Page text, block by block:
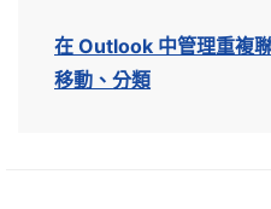
在 Outlook 中管理重複
移動、分類